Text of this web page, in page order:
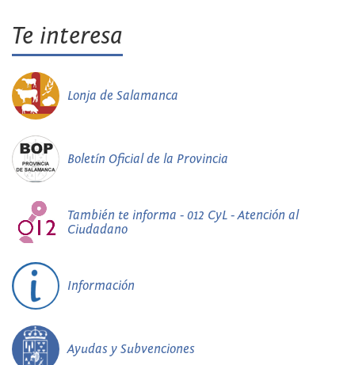
Te interesa
Lonja de Salamanca
Boletín Oficial de la Provincia
También te informa - 012 CyL - Atención al
Ciudadano
Información
Ayudas y Subvenciones